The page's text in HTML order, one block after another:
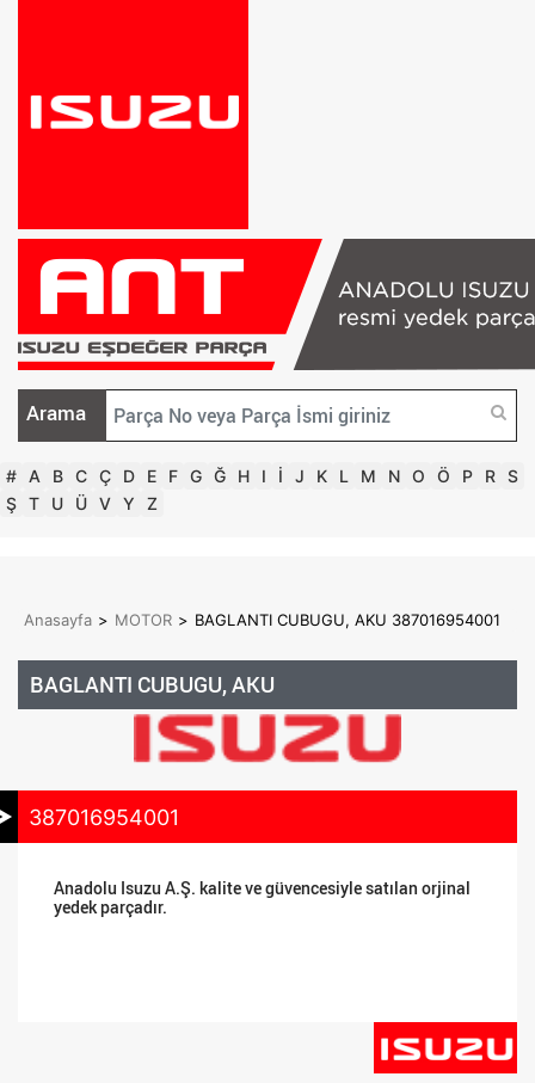
Arama
# A B C Ç D E F G Ğ H I İ J K L M N O Ö P R S
Ş T U Ü V Y Z
Anasayfa > MOTOR > BAGLANTI CUBUGU, AKU 387016954001
BAGLANTI CUBUGU, AKU
387016954001
Anadolu Isuzu A.Ş. kalite ve güvencesiyle satılan orjinal
yedek parçadır.